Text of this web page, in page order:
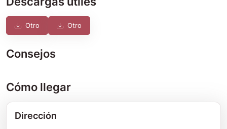
Otro Otro
Consejos
Cómo llegar
Dirección